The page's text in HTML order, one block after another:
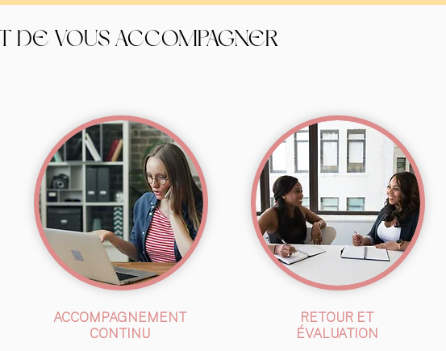
VOUS ACCOMPAGNER
ACCOMPAGNEMENT
CONTINU
RETOUR ET
ÉVALUATION